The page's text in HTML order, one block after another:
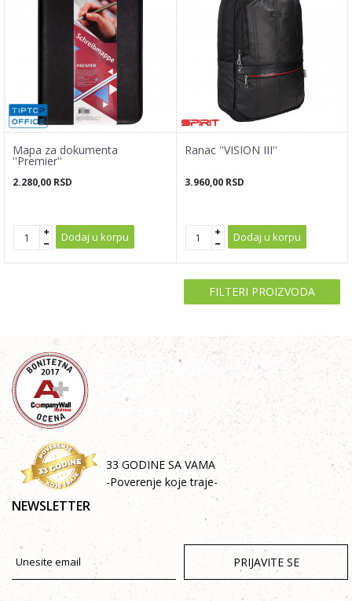
Mapa za dokumenta
''Premier''
2.280,00 RSD
Dodaj u korpu
Ranac ''VISION III''
3.960,00 RSD
Dodaj u korpu
FILTERI PROIZVODA
33 GODINE SA VAMA
-Poverenje koje traje-
NEWSLETTER
PRIJAVITE SE